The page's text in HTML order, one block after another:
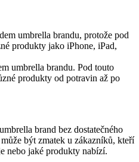
umbrella brandu, protože pod
produkty jako iPhone, iPad,
umbrella brandu. Pod touto
produkty od potravin až po
brand bez dostatečného
být zmatek u zákazníků, kteří
nebo jaké produkty nabízí.